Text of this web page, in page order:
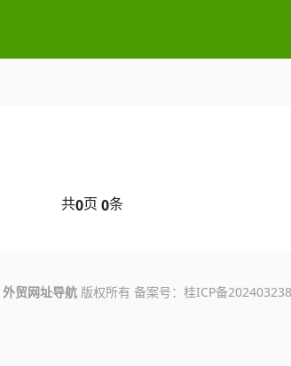
共0页 0条
外贸网址导航 版权所有 备案号： 桂ICP备